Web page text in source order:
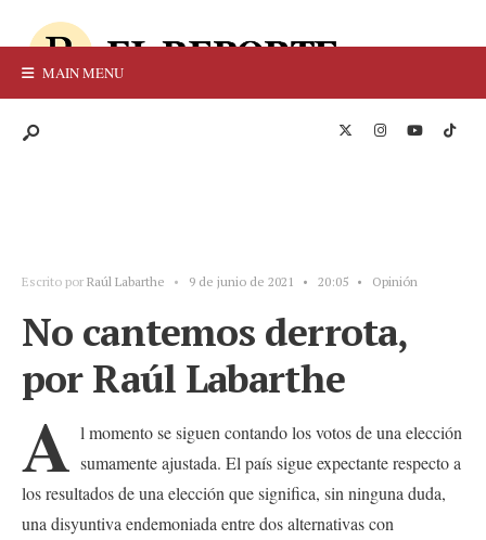
MAIN MENU
Escrito por Raúl Labarthe • 9 de junio de 2021 • 20:05 • Opinión
No cantemos derrota,
por Raúl Labarthe
A l momento se siguen contando los votos de una elección
sumamente ajustada. El país sigue expectante respecto a
los resultados de una elección que significa, sin ninguna duda,
una disyuntiva endemoniada entre dos alternativas con